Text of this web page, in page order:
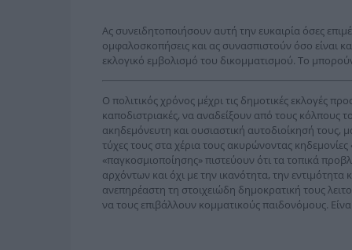
Ας συνειδητοποιήσουν αυτή την ευκαιρία όσες
ομφαλοσκοπήσεις και ας συνασπιστούν όσο είναι
εκλογικό εμβολισμό του δικομματισμού. Το
Ο πολιτικός χρόνος μέχρι τις δημοτικές εκλογές
καποδιστριακές, να αναδείξουν από τους κόλπους
ακηδεμόνευτη και ουσιαστική αυτοδιοίκησή τους,
τύχες τους στα χέρια τους ακυρώνοντας
«παγκοσμιοποίησης» πιστεύουν ότι τα τοπικά
αρχόντων και όχι με την ικανότητα, την εντιμότητα
ανεπηρέαστη τη στοιχειώδη δημοκρατική τους
να τους επιβάλλουν κομματικούς παιδονόμους.